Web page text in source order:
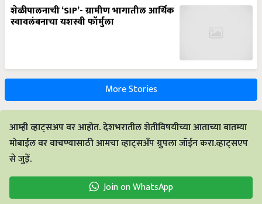
शेळीपालनाची ‘SIP’- ग्रामीण भागातील आर्थिक
स्वावलंबनाचा यशस्वी फॉर्मुला
More Stories
आम्ही व्हाट्सअप वर आहोत. देशभरातील शेतीविषयीच्या आताच्या बातम्या
मोबाईल वर वाचण्यासाठी आमचा व्हाट्सअँप ग्रुपला जॉईन करा.व्हाट्सएप
से जुड़ें.
Join on WhatsApp